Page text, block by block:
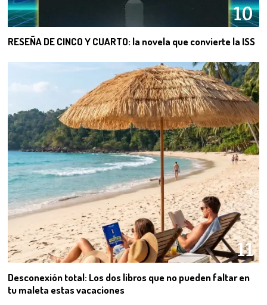
10
RESEÑA DE CINCO Y CUARTO: la novela que convierte la ISS
11
Desconexión total: Los dos libros que no pueden faltar en
tu maleta estas vacaciones